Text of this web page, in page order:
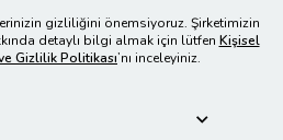
gizliliğini önemsiyoruz. Şirketimizin
detaylı bilgi almak için lütfen Kişisel
Gizlilik Politikası’nı inceleyiniz.